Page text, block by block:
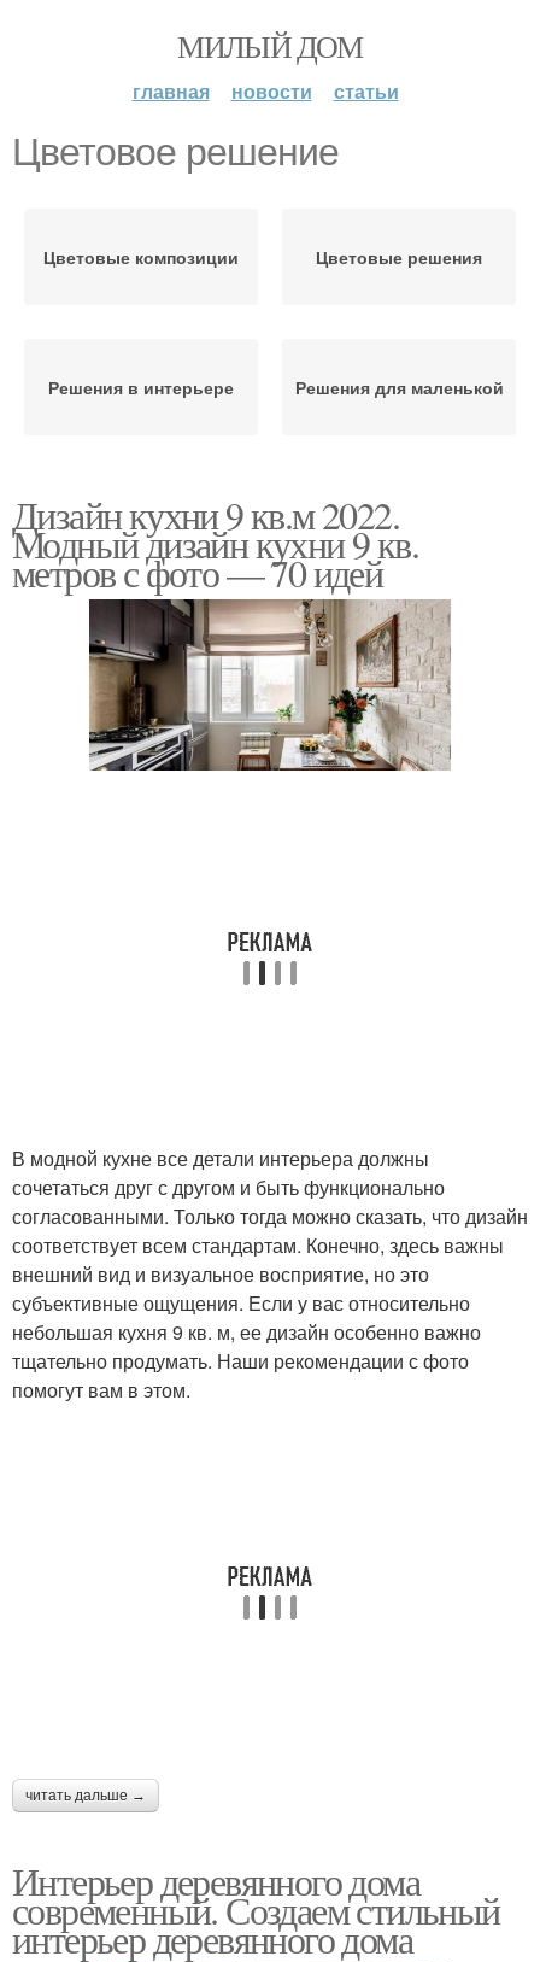
МИЛЫЙ ДОМ
главная новости статьи
Цветовое решение
Цветовые композиции Цветовые решения
Решения в интерьере Решения для маленькой
Дизайн кухни 9 кв.м 2022.
Модный дизайн кухни 9 кв.
метров с фото — 70 идей
В модной кухне все детали интерьера должны
сочетаться друг с другом и быть функционально
согласованными. Только тогда можно сказать, что дизайн
соответствует всем стандартам. Конечно, здесь важны
внешний вид и визуальное восприятие, но это
субъективные ощущения. Если у вас относительно
небольшая кухня 9 кв. м, ее дизайн особенно важно
тщательно продумать. Наши рекомендации с фото
помогут вам в этом.
читать дальше →
Интерьер деревянного дома
современный. Создаем стильный
интерьер деревянного дома